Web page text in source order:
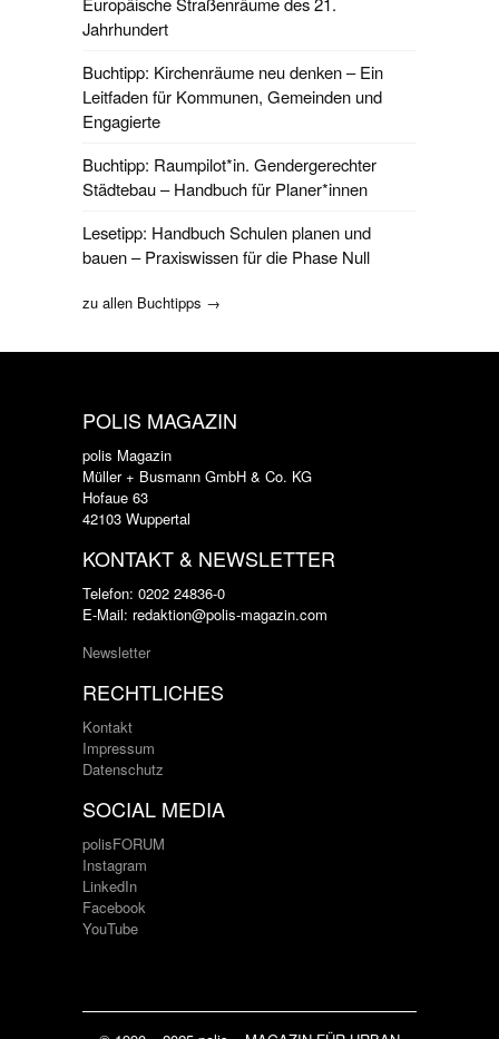
Jahrhundert
Buchtipp: Kirchenräume neu denken – Ein
Leitfaden für Kommunen, Gemeinden und
Engagierte
Buchtipp: Raumpilot*in. Gendergerechter
Städtebau – Handbuch für Planer*innen
Lesetipp: Handbuch Schulen planen und
bauen – Praxiswissen für die Phase Null
zu allen Buchtipps →
POLIS MAGAZIN
polis Magazin
Müller + Busmann GmbH & Co. KG
Hofaue 63
42103 Wuppertal
KONTAKT & NEWSLETTER
Telefon: 0202 24836-0
E-Mail: redaktion@polis-magazin.com
Newsletter
RECHTLICHES
Kontakt
Impressum
Datenschutz
SOCIAL MEDIA
polisFORUM
Instagram
LinkedIn
Facebook
YouTube